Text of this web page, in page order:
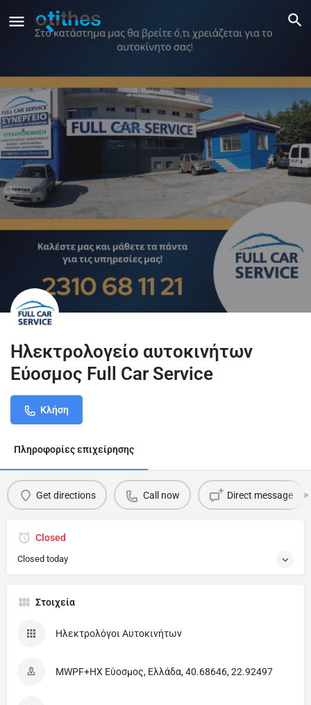
Ηλεκτρολογείο αυτοκινήτων
Εύοσμος Full Car Service
Κλήση
Πληροφορίες επιχείρησης
Get directions Call now Direct message
Closed
Closed today
Στοιχεία
Ηλεκτρολόγοι Αυτοκινήτων
MWPF+HX Εύοσμος, Ελλάδα, 40.68646, 22.92497